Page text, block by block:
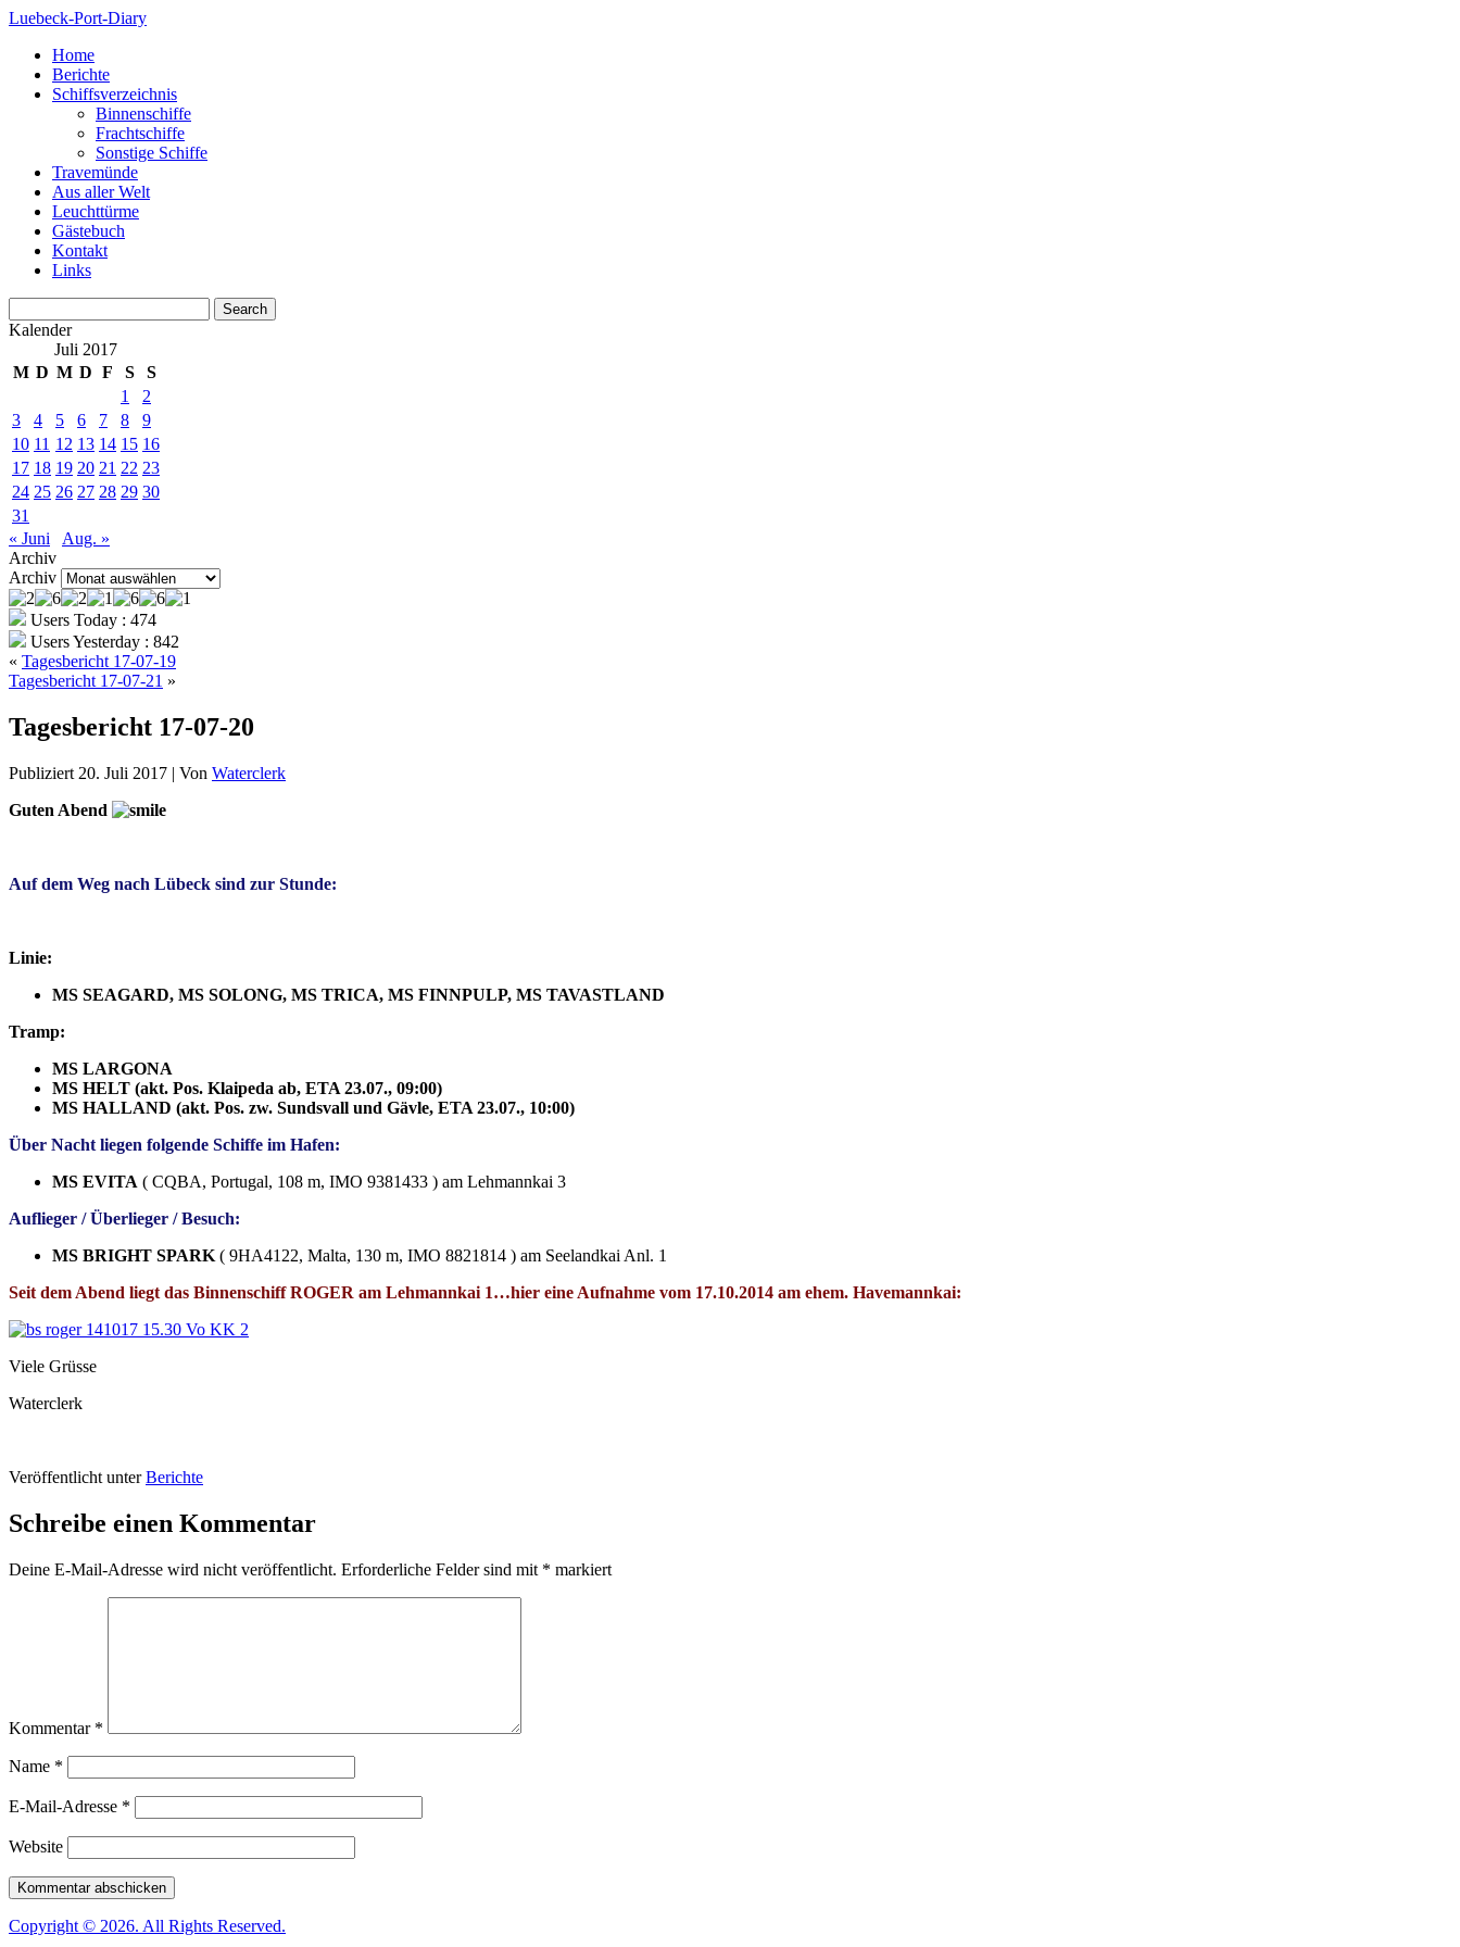
Luebeck-Port-Diary
Home
Berichte
Schiffsverzeichnis
Binnenschiffe
Frachtschiffe
Sonstige Schiffe
Travemünde
Aus aller Welt
Leuchttürme
Gästebuch
Kontakt
Links
Kalender
Juli 2017
M D M D F S
S
1
2
3
4 5 6 7 8
9
10 11 12 13 14 15 16
17 18 19 20 21 22 23
24 25 26 27 28 29 30
31
« Juni
Aug. »
Archiv
Archiv
Users Today : 474
Users Yesterday : 842
« Tagesbericht 17-07-19
Tagesbericht 17-07-21 »
Tagesbericht 17-07-20
Publiziert 20. Juli 2017 | Von Waterclerk
Guten Abend
Auf dem Weg nach Lübeck sind zur Stunde:
Linie:
MS SEAGARD, MS SOLONG, MS TRICA, MS FINNPULP, MS TAVASTLAND
Tramp:
MS LARGONA
MS HELT (akt. Pos. Klaipeda ab, ETA 23.07., 09:00)
MS HALLAND (akt. Pos. zw. Sundsvall und Gävle, ETA 23.07., 10:00)
Über Nacht liegen folgende Schiffe im Hafen:
MS EVITA ( CQBA, Portugal, 108 m, IMO 9381433 ) am Lehmannkai 3
Auflieger / Überlieger / Besuch:
MS BRIGHT SPARK ( 9HA4122, Malta, 130 m, IMO 8821814 ) am Seelandkai Anl. 1
Seit dem Abend liegt das Binnenschiff ROGER am Lehmannkai 1…hier eine Aufnahme vom 17.10.2014 am ehem. Havemannkai:
Viele Grüsse
Waterclerk
Veröffentlicht unter Berichte
Schreibe einen Kommentar
Deine E-Mail-Adresse wird nicht veröffentlicht. Erforderliche Felder sind mit * markiert
Kommentar *
Name *
E-Mail-Adresse *
Website
Copyright © 2026. All Rights Reserved.